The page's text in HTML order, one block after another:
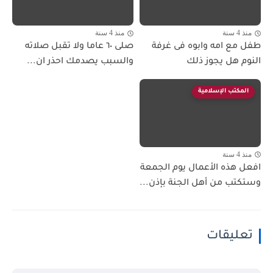
منذ 4 سنة
طفل مع امه وابوه فى غرفة
النوم هل يجوز ذلك
منذ 4 سنة
صلى ٦٠ عاما ولا تقبل صلاته
والسبب يصدمك احذر ان...
المكتب الإسلامية
منذ 4 سنة
افعل هذه الأعمال يوم الجمعة
وستكتب من أهل الجنة بإذن...
تعليقات